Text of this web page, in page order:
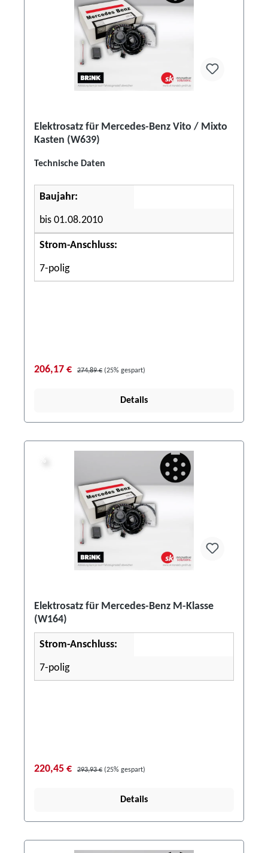
Elektrosatz für Mercedes-Benz Vito / Mixto
Kasten (W639)
Technische Daten
Baujahr:
bis 01.08.2010
Strom-Anschluss:
7-polig
206,17 € 274,89 € (25% gespart)
Details
Elektrosatz für Mercedes-Benz M-Klasse
(W164)
Strom-Anschluss:
7-polig
220,45 € 293,93 € (25% gespart)
Details